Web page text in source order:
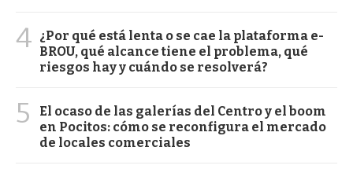
4 ¿Por qué está lenta o se cae la plataforma e-
BROU, qué alcance tiene el problema, qué
riesgos hay y cuándo se resolverá?
5
El ocaso de las galerías del Centro y el boom
en Pocitos: cómo se reconfigura el mercado
de locales comerciales